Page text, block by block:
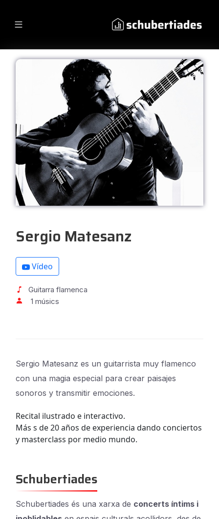
Sergio Matesanz
Vídeo
Guitarra flamenca
1 músics
Sergio Matesanz es un guitarrista muy flamenco
con una magia especial para crear paisajes
sonoros y transmitir emociones.
Recital ilustrado e interactivo.
Más s de 20 años de experiencia dando conciertos
y masterclass por medio mundo.
Schubertiades
Schubertiades és una xarxa de concerts íntims i